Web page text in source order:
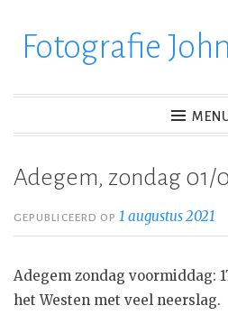
verderFotografie
Adegem, zondag 01/
GEPUBLICEERD OP1 augustus 2021
Adegem zondag voormiddag:
het Westen met veel neerslag.